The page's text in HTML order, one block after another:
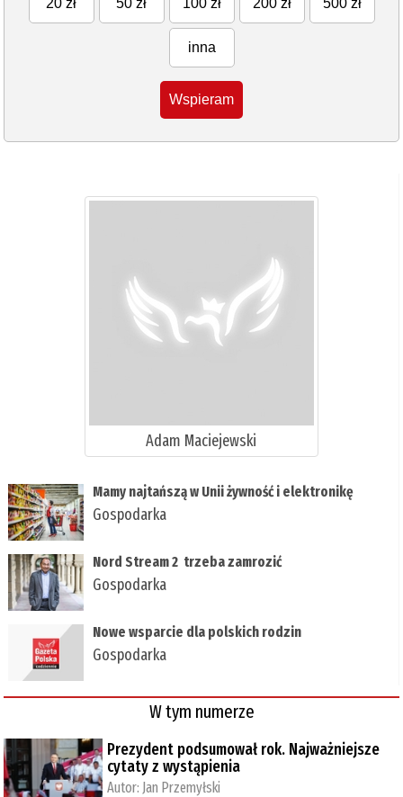
inna
Wspieram
Adam Maciejewski
Mamy najtańszą w Unii żywność i elektronikę
Gospodarka
Nord Stream 2 trzeba zamrozić
Gospodarka
Nowe wsparcie dla polskich rodzin
Gospodarka
W tym numerze
Prezydent podsumował rok. Najważniejsze
cytaty z wystąpienia
Autor: Jan Przemyłski